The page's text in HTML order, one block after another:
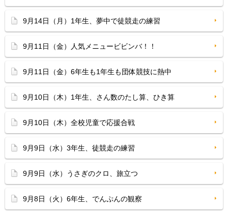
9月14日（月）1年生、夢中で徒競走の練習
9月11日（金）人気メニュービビンバ！！
9月11日（金）6年生も1年生も団体競技に熱中
9月10日（木）1年生、さん数のたし算、ひき算
9月10日（木）全校児童で応援合戦
9月9日（水）3年生、徒競走の練習
9月9日（水）うさぎのクロ、旅立つ
9月8日（火）6年生、でんぷんの観察